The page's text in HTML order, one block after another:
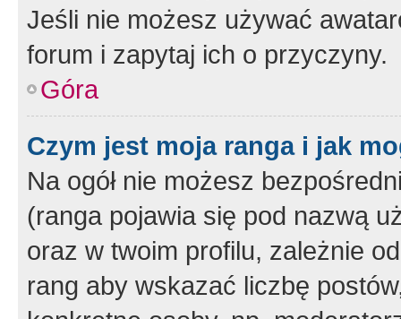
Jeśli nie możesz używać
forum i zapytaj ich o przyczyny.
Góra
Czym jest moja ranga i jak
Na ogół nie możesz
(ranga pojawia się pod nazwą
oraz w twoim profilu, zależnie
rang aby wskazać liczbę